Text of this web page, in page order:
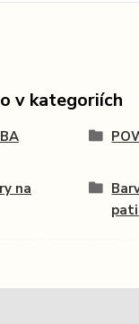
v kategoriích
na